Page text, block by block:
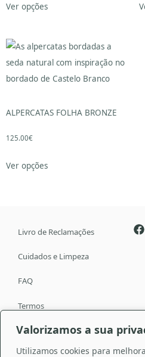
Valorizamos a sua
Utilizamos cookies para
Ver opções
ALPERCATAS FOLHA BRONZE
125.00€
Ver opções
Livro de Reclamações
Cuidados e Limpeza
FAQ
Termos
Política de Privacidade